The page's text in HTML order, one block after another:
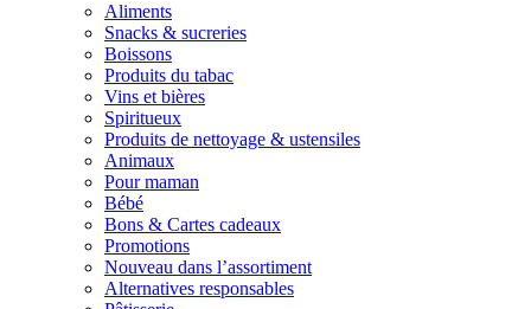
Aliments
Snacks & sucreries
Boissons
Produits du tabac
Vins et bières
Spiritueux
Produits de nettoyage & ustensiles
Animaux
Pour maman
Bébé
Bons & Cartes cadeaux
Promotions
Nouveau dans l’assortiment
Alternatives responsables